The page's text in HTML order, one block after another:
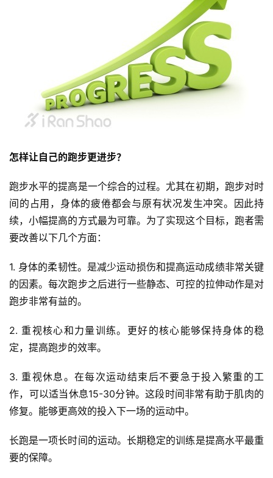
怎样让自己的跑步更进步？
跑步水平的提高是一个综合的过程。尤其在初期，跑步对时
间的占用，身体的疲倦都会与原有状况发生冲突。因此持
续，小幅提高的方式最为可靠。为了实现这个目标，跑者需
要改善以下几个方面：
1. 身体的柔韧性。是减少运动损伤和提高运动成绩非常关键
的因素。每次跑步之后进行一些静态、可控的拉伸动作是对
跑步非常有益的。
2. 重视核心和力量训练。更好的核心能够保持身体的稳
定，提高跑步的效率。
3. 重视休息。在每次运动结束后不要急于投入繁重的工
作，可以适当休息15-30分钟。这段时间非常有助于肌肉的
修复。能够更高效的投入下一场的运动中。
长跑是一项长时间的运动。长期稳定的训练是提高水平最重
要的保障。